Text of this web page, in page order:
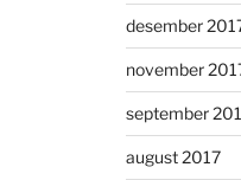
desember
november
september
august 2017